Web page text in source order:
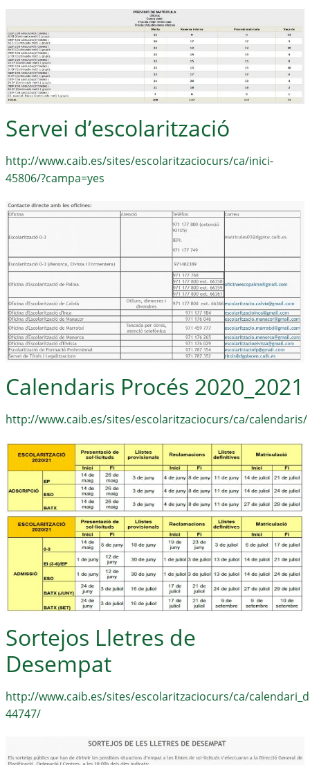
Servei d’escolarització
http://www.caib.es/sites/escolaritzaciocurs/ca/inici-
45806/?campa=yes
Calendaris Procés 2020_2021
http://www.caib.es/sites/escolaritzaciocurs/ca/calendaris/
Sortejos Lletres de
Desempat
http://www.caib.es/sites/escolaritzaciocurs/ca/
44747/